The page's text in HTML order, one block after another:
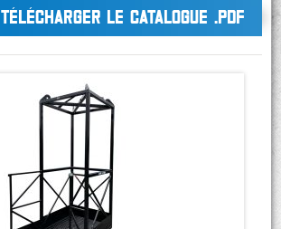
TÉLÉCHARGER LE CATALOGUE .PDF